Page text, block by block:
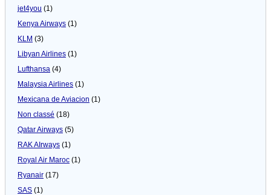
jet4you (1)
Kenya Airways (1)
KLM (3)
Libyan Airlines (1)
Lufthansa (4)
Malaysia Airlines (1)
Mexicana de Aviacion (1)
Non classé (18)
Qatar Airways (5)
RAK AIrways (1)
Royal Air Maroc (1)
Ryanair (17)
SAS (1)